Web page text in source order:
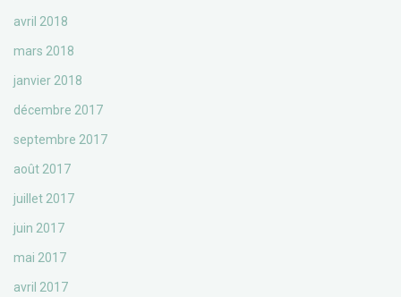
avril 2018
mars 2018
janvier 2018
décembre 2017
septembre 2017
août 2017
juillet 2017
juin 2017
mai 2017
avril 2017